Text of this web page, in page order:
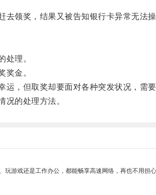
领奖，结果又被告知银行卡异常无法操
理。
金。
，但取奖却要面对各种突发状况，需要
的处理方法。
游戏还是工作办公，都能畅享高速网络，再也不用